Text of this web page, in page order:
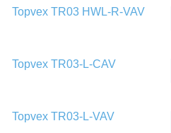
Topvex TR03 HWL-R-VAV
Topvex TR03-L-CAV
Topvex TR03-L-VAV